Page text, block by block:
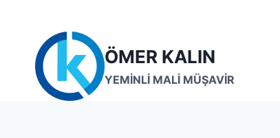
content
ÖMER KALIN
YEMİNLİ MALİ MÜŞAVİR